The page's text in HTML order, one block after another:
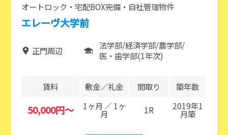
オートロック・宅配BOX完備・自社管理物件
エレーヴ大学前
正門周辺 法学部 経済学部 農学部
医・歯学部(1年次)
賃料 敷金／礼金 間取り 築年数
50,000円～ 1ヶ月 ／ 1ヶ
月 1R 2019年1
月築